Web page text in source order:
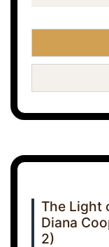
The Light
Diana
2)